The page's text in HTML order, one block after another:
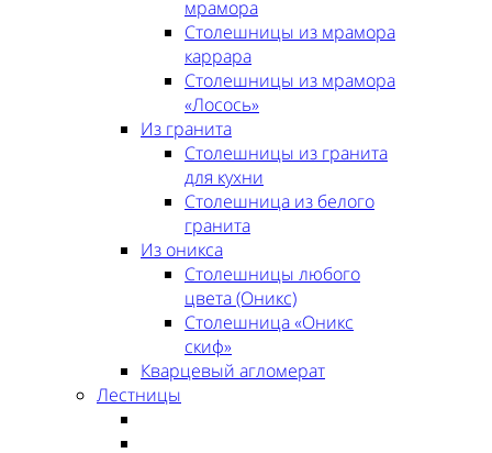
мрамора
Столешницы из мрамора
каррара
Столешницы из мрамора
«Лосось»
Из гранита
Столешницы из гранита
для кухни
Столешница из белого
гранита
Из оникса
Столешницы любого
цвета (Оникс)
Столешница «Оникс
скиф»
Кварцевый агломерат
Лестницы